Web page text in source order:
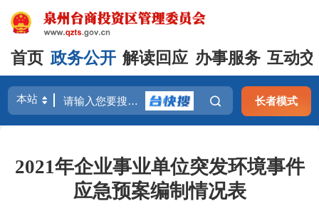
首页 政务公开 解读回应 办事服务 互动
长者模式
2021年企业事业单位突发环境事件
应急预案编制情况表